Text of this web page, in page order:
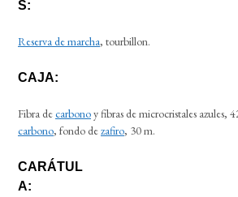
S:
Reserva de marcha, tourbillon.
CAJA:
Fibra decarbonoy fibras de microcristales azules,
carbono, fondo dezafiro, 30 m.
CARÁTUL
A: